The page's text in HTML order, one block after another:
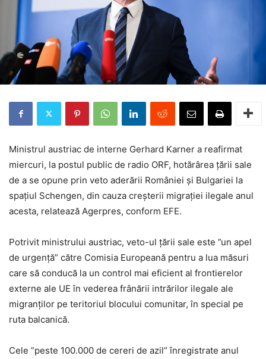
Ministrul austriac de interne Gerhard Karner a reafirmat
miercuri, la postul public de radio ORF, hotărârea ţării sale
de a se opune prin veto aderării României şi Bulgariei la
spaţiul Schengen, din cauza creşterii migraţiei ilegale anul
acesta, relatează Agerpres, conform EFE.
Potrivit ministrului austriac, veto-ul ţării sale este ”un apel
de urgenţă” către Comisia Europeană pentru a lua măsuri
care să conducă la un control mai eficient al frontierelor
externe ale UE în vederea frânării intrărilor ilegale ale
migranţilor pe teritoriul blocului comunitar, în special pe
ruta balcanică.
Cele ”peste 100.000 de cereri de azil” înregistrate anul